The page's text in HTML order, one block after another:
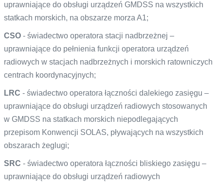
uprawniające do obsługi urządzeń GMDSS na wszystkich
statkach morskich, na obszarze morza A1;
CSO- świadectwo operatora stacji nadbrzeżnej –
uprawniające do pełnienia funkcji operatora urządzeń
radiowych w stacjach nadbrzeżnych i morskich ratowniczych
centrach koordynacyjnych;
LRC - świadectwo operatora łączności dalekiego zasięgu –
uprawniające do obsługi urządzeń radiowych stosowanych
w GMDSS na statkach morskich niepodlegających
przepisom Konwencji SOLAS, pływających na wszystkich
obszarach żeglugi;
SRC - świadectwo operatora łączności bliskiego zasięgu –
uprawniające do obsługi urządzeń radiowych